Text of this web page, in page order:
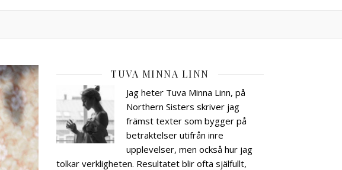
TUVA MINNA LINN
Jag heter Tuva Minna Linn, på
Northern Sisters skriver jag
främst texter som bygger på
betraktelser utifrån inre
upplevelser, men också hur jag
tolkar verkligheten. Resultatet blir ofta själfullt,